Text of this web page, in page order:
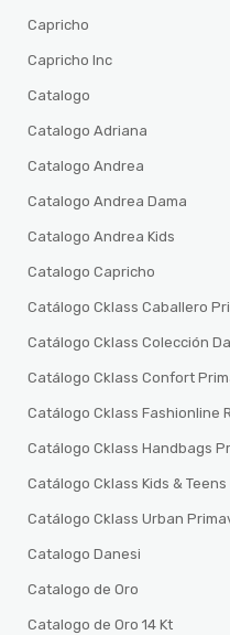
Capricho
Capricho Inc
Catalogo
Catalogo Adriana
Catalogo Andrea
Catalogo Andrea Dama
Catalogo Andrea Kids
Catalogo Capricho
Catálogo Cklass Caballero
Catálogo Cklass Colección
Catálogo Cklass Confort
Catálogo Cklass Fashionline
Catálogo Cklass Handbags
Catálogo Cklass Kids &
Catálogo Cklass Urban
Catalogo Danesi
Catalogo de Oro
Catalogo de Oro 14 Kt